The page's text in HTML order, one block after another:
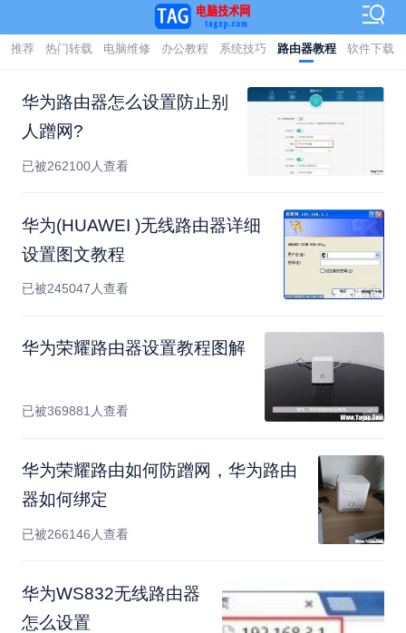
推荐 热门转载 电脑维修 办公教程 系统技巧 路由器教程 软件下载
华为路由器怎么设置防止别
人蹭网?
已被262100人查看
华为(HUAWEI )无线路由器详细
设置图文教程
已被245047人查看
华为荣耀路由器设置教程图解
已被369881人查看
华为荣耀路由如何防蹭网，华为路由
器如何绑定
已被266146人查看
华为WS832无线路由器
怎么设置